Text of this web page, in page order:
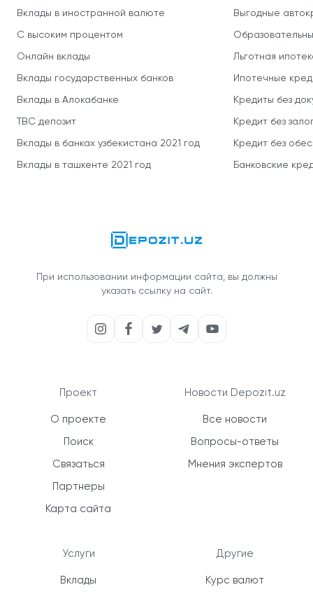
Вклады в иностранной валюте
С высоким процентом
Онлайн вклады
Вклады государственных банков
Вклады в Алокабанке
TBC депозит
Вклады в банках узбекистана 2021 год
Вклады в ташкенте 2021 год
Выгодные
Льготная
Ипотечные
Кредиты без
Кредит без
Кредит без
Банковские
При использовании информации сайта, вы должны
указать ссылку на сайт.
Проект
О проекте
Поиск
Связаться
Партнеры
Карта сайта
Услуги
Вклады
Новости Depozit.uz
Все новости
Вопросы-ответы
Мнения экспертов
Другие
Курс валют